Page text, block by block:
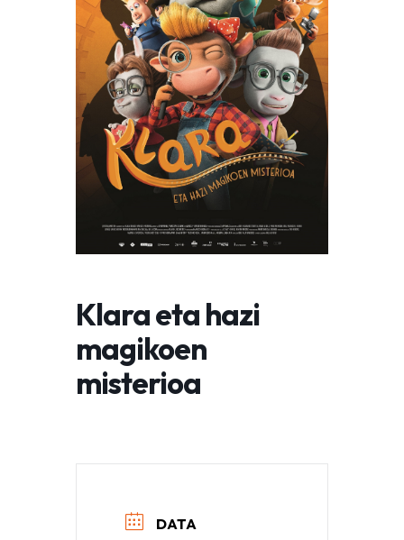
Klara eta hazi
magikoen
misterioa
DATA